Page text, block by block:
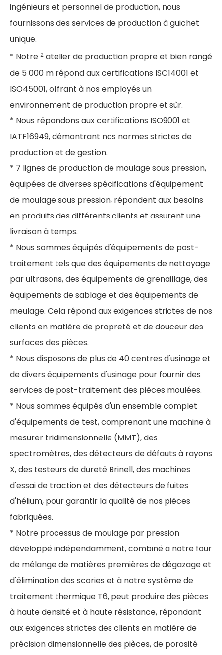
ingénieurs et personnel de production, nous
fournissons des services de production à guichet
unique.
* Notre 2 atelier de production propre et bien rangé
de 5 000 m répond aux certifications ISO14001 et
ISO45001, offrant à nos employés un
environnement de production propre et sûr.
* Nous répondons aux certifications ISO9001 et
IATF16949, démontrant nos normes strictes de
production et de gestion.
* 7 lignes de production de moulage sous pression,
équipées de diverses spécifications d'équipement
de moulage sous pression, répondent aux besoins
en produits des différents clients et assurent une
livraison à temps.
* Nous sommes équipés d'équipements de post-
traitement tels que des équipements de nettoyage
par ultrasons, des équipements de grenaillage, des
équipements de sablage et des équipements de
meulage. Cela répond aux exigences strictes de nos
clients en matière de propreté et de douceur des
surfaces des pièces.
* Nous disposons de plus de 40 centres d'usinage et
de divers équipements d'usinage pour fournir des
services de post-traitement des pièces moulées.
* Nous sommes équipés d'un ensemble complet
d'équipements de test, comprenant une machine à
mesurer tridimensionnelle (MMT), des
spectromètres, des détecteurs de défauts à rayons
X, des testeurs de dureté Brinell, des machines
d'essai de traction et des détecteurs de fuites
d'hélium, pour garantir la qualité de nos pièces
fabriquées.
* Notre processus de moulage par pression
développé indépendamment, combiné à notre four
de mélange de matières premières de dégazage et
d'élimination des scories et à notre système de
traitement thermique T6, peut produire des pièces
à haute densité et à haute résistance, répondant
aux exigences strictes des clients en matière de
précision dimensionnelle des pièces, de porosité